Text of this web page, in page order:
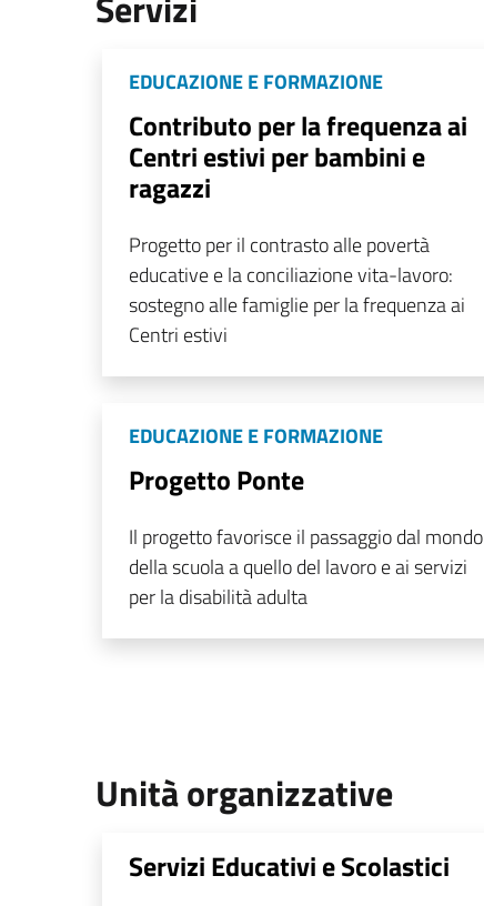
EDUCAZIONE E FORMAZIONE
Contributo per la frequenza ai
Centri estivi per bambini e
ragazzi
Progetto per il contrasto alle povertà
educative e la conciliazione vita-lavoro:
sostegno alle famiglie per la frequenza ai
Centri estivi
EDUCAZIONE E FORMAZIONE
Progetto Ponte
Il progetto favorisce il passaggio dal mondo
della scuola a quello del lavoro e ai servizi
per la disabilità adulta
Unità organizzative
Servizi Educativi e Scolastici